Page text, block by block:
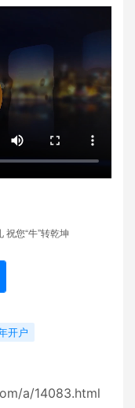
祝您“牛”转乾坤
开户
a/14083.html
t